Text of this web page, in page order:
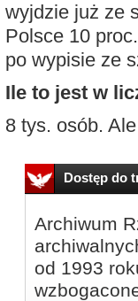
wyjdzie już ze
Polsce 10
po wypisie ze
Ile to jest w
8 tys. osób.
Dostęp do
Archiwum
od 1993